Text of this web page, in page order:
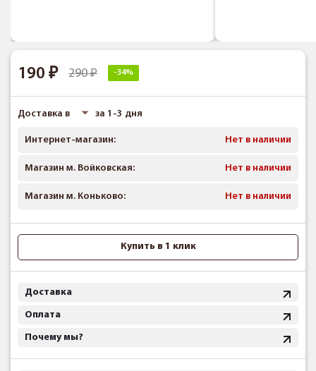
190 290 -34%
Доставка в за 1-3 дня
Интернет-магазин: Нет в наличии
Магазин м. Войковская: Нет в наличии
Магазин м. Коньково: Нет в наличии
Купить в 1 клик
Доставка
Оплата
Почему мы?